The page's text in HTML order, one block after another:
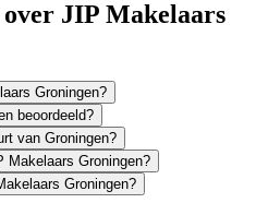
over JIP Makelaars
Groningen?
beoordeeld?
van Groningen?
Makelaars Groningen?
Groningen?